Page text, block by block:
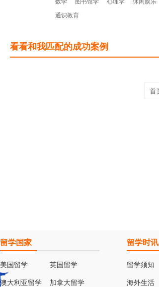
通识教育
看看和我匹配的成功案例
首
留学国家
美国留学 英国留学
澳大利亚留学 加拿大留学
留学时讯
留学须知
海外生活